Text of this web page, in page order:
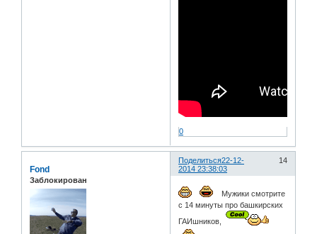
0
Поделиться 14
22-12-
2014 23:38:03
Fond
Заблокирован
Мужики смотрите
с 14 минуты про башкирских
ГАИшников,